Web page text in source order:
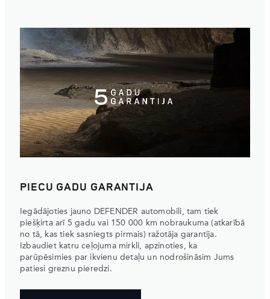
PIECU GADU GARANTIJA
Iegādājoties jauno DEFENDER automobili, tam tiek
piešķirta arī 5 gadu vai 150 000 km nobraukuma (atkarībā
no tā, kas tiek sasniegts pirmais) ražotāja garantija.
Izbaudiet katru ceļojuma mirkli, apzinoties, ka
parūpēsimies par ikvienu detaļu un nodrošināsim Jums
patiesi greznu pieredzi.